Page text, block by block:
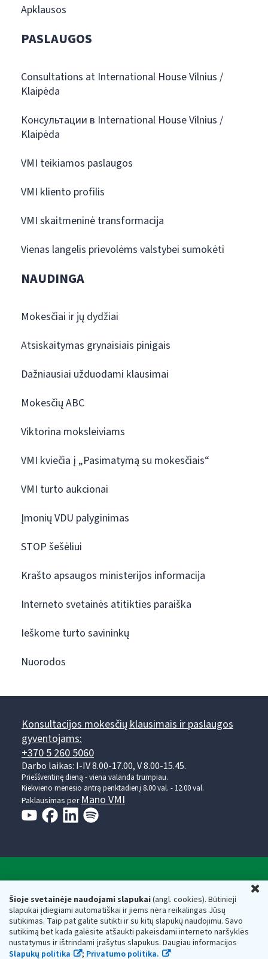
Šioje svetainėje naudojami slapukai(angl. cookies). Būtinieji
slapukai įdiegiami automatiškai ir jiems nėra reikalingas Jūsų
sutikimas. Taip pat galite sutikti ir su kitų slapukų naudojimu. Savo
sutikimą bet kada galėsite atšaukti pakeisdami interneto naršyklės
nustatymus ir ištrindami įrašytus slapukus. Daugiau informacijos
Slapukų politika
; Privatumo politika.
Apklausos
PASLAUGOS
Consultations at International House Vilnius /
Klaipėda
Консультации в International House Vilnius /
Klaipėda
VMI teikiamos paslaugos
VMI kliento profilis
VMI skaitmeninė transformacija
Vienas langelis prievolėms valstybei sumokėti
NAUDINGA
Mokesčiai ir jų dydžiai
Atsiskaitymas grynaisiais pinigais
Dažniausiai užduodami klausimai
Mokesčių ABC
Viktorina moksleiviams
VMI kviečia į „Pasimatymą su mokesčiais“
VMI turto aukcionai
Įmonių VDU palyginimas
STOP šešėliui
Krašto apsaugos ministerijos informacija
Interneto svetainės atitikties paraiška
Ieškome turto savininkų
Nuorodos
Konsultacijos mokesčių klausimais ir paslaugos
gyventojams:
+370 5 260 5060
Darbo laikas: I-IV 8.00-17.00, V 8.00-15.45.
Prieššventinę dieną - viena valanda trumpiau.
Kiekvieno mėnesio antrą penktadienį 8.00 val. - 12.00 val.
Paklausimas per Mano VMI
Respublikos finansų ministerijos
Biudžetinė įstaiga. Juridinio asmens kodas — 188659752,
adresas: Vasario 16-osios g. 14, 01107 Vilnius, Lietuva, el.paštas:
vmi@vmi.lt, E. pristatymo dėžutės adresas 188659752
Duomenys apie Valstybinę mokesčių inspekciją prie Lietuvos